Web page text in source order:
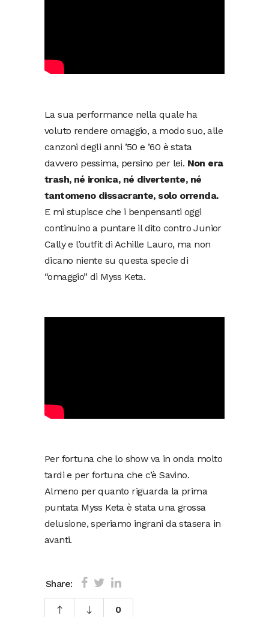
La sua performance nella quale ha
voluto rendere omaggio, a modo suo, alle
canzoni degli anni ’50 e ’60 è stata
davvero pessima, persino per lei. Non era
trash, né ironica, né divertente, né
tantomeno dissacrante, solo orrenda.
E mi stupisce che i benpensanti oggi
continuino a puntare il dito contro Junior
Cally e l’outfit di Achille Lauro, ma non
dicano niente su questa specie di
“omaggio” di Myss Keta.
Per fortuna che lo show va in onda molto
tardi e per fortuna che c’è Savino.
Almeno per quanto riguarda la prima
puntata Myss Keta è stata una grossa
delusione, speriamo ingrani da stasera in
avanti.
Share:
0